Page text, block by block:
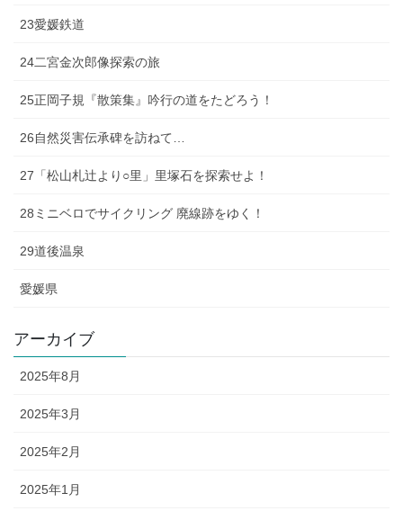
23愛媛鉄道
24二宮金次郎像探索の旅
25正岡子規『散策集』吟行の道をたどろう！
26自然災害伝承碑を訪ねて…
27「松山札辻より○里」里塚石を探索せよ！
28ミニベロでサイクリング 廃線跡をゆく！
29道後温泉
愛媛県
アーカイブ
2025年8月
2025年3月
2025年2月
2025年1月